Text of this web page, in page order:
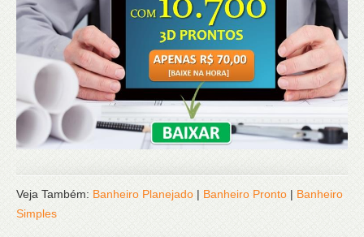
Veja Também: Banheiro Planejado | Banheiro Pronto | Banheiro
Simples